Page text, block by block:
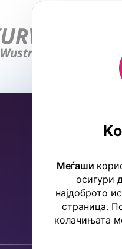
Меѓаши
осигури
најдоброто
страница.
колачињата